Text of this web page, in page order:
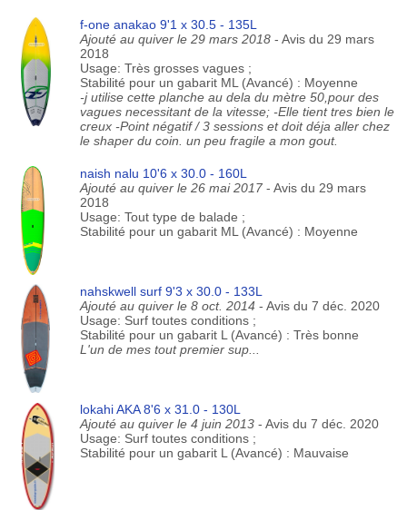
f-one anakao 9'1 x 30.5 - 135L
Ajouté au quiver le 29 mars 2018 - Avis du 29 mars
2018
Usage: Très grosses vagues ;
Stabilité pour un gabarit ML (Avancé) : Moyenne
-j utilise cette planche au dela du mètre 50,pour des
vagues necessitant de la vitesse; -Elle tient tres bien le
creux -Point négatif / 3 sessions et doit déja aller chez
le shaper du coin. un peu fragile a mon gout.
naish nalu 10'6 x 30.0 - 160L
Ajouté au quiver le 26 mai 2017 - Avis du 29 mars
2018
Usage: Tout type de balade ;
Stabilité pour un gabarit ML (Avancé) : Moyenne
nahskwell surf 9'3 x 30.0 - 133L
Ajouté au quiver le 8 oct. 2014 - Avis du 7 déc. 2020
Usage: Surf toutes conditions ;
Stabilité pour un gabarit L (Avancé) : Très bonne
L'un de mes tout premier sup...
lokahi AKA 8'6 x 31.0 - 130L
Ajouté au quiver le 4 juin 2013 - Avis du 7 déc. 2020
Usage: Surf toutes conditions ;
Stabilité pour un gabarit L (Avancé) : Mauvaise